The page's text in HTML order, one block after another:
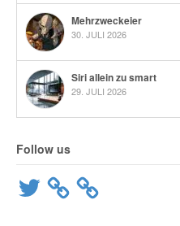
Mehrzweckeier
30. JULI 2026
Siri allein zu smart
29. JULI 2026
Follow us
Twitter